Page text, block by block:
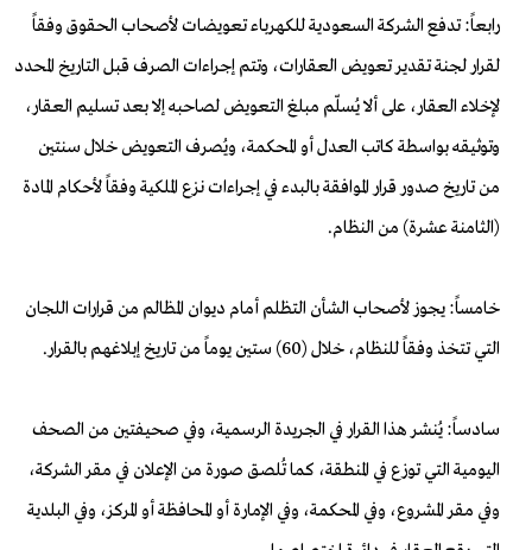
رابعاً: تدفع الشركة السعودية للكهرباء تعويضات لأصحاب الحقوق وفقاً
لقرار لجنة تقدير تعويض العقارات، وتتم إجراءات الصرف قبل التاريخ المحدد
لإخلاء العقار، على ألا يُسلّم مبلغ التعويض لصاحبه إلا بعد تسليم العقار،
وتوثيقه بواسطة كاتب العدل أو المحكمة، ويُصرف التعويض خلال سنتين
من تاريخ صدور قرار الموافقة بالبدء في إجراءات نزع الملكية وفقاً لأحكام المادة
(الثامنة عشرة) من النظام.
خامساً: يجوز لأصحاب الشأن التظلم أمام ديوان المظالم من قرارات اللجان
التي تتخذ وفقاً للنظام، خلال (60) ستين يوماً من تاريخ إبلاغهم بالقرار.
سادساً: يُنشر هذا القرار في الجريدة الرسمية، وفي صحيفتين من الصحف
اليومية التي توزع في المنطقة، كما تُلصق صورة من الإعلان في مقر الشركة،
وفي مقر المشروع، وفي المحكمة، وفي الإمارة أو المحافظة أو المركز، وفي البلدية